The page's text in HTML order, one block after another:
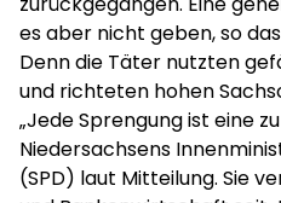
es aber nicht geben, so
Denn die Täter nutzten
und richteten hohen
„Jede Sprengung ist eine
Niedersachsens
(SPD) laut Mitteilung. Sie